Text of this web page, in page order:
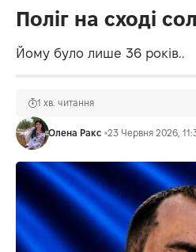
Поліг на сході
Йому було лише 36 років..
Олена Ракс 23 Червня 2026,
1 хв. читання